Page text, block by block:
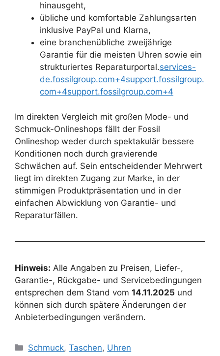
hinausgeht,
übliche und komfortable Zahlungsarten
inklusive PayPal und Klarna,
eine branchenübliche zweijährige
Garantie für die meisten Uhren sowie ein
strukturiertes Reparaturportal.services-
de.fossilgroup.com+4support.fossilgroup.
com+4support.fossilgroup.com+4
Im direkten Vergleich mit großen Mode- und
Schmuck-Onlineshops fällt der Fossil
Onlineshop weder durch spektakulär bessere
Konditionen noch durch gravierende
Schwächen auf. Sein entscheidender Mehrwert
liegt im direkten Zugang zur Marke, in der
stimmigen Produktpräsentation und in der
einfachen Abwicklung von Garantie- und
Reparaturfällen.
Hinweis: Alle Angaben zu Preisen, Liefer-,
Garantie-, Rückgabe- und Servicebedingungen
entsprechen dem Stand vom 14.11.2025 und
können sich durch spätere Änderungen der
Anbieterbedingungen verändern.
Categories
Schmuck,Taschen, Uhren